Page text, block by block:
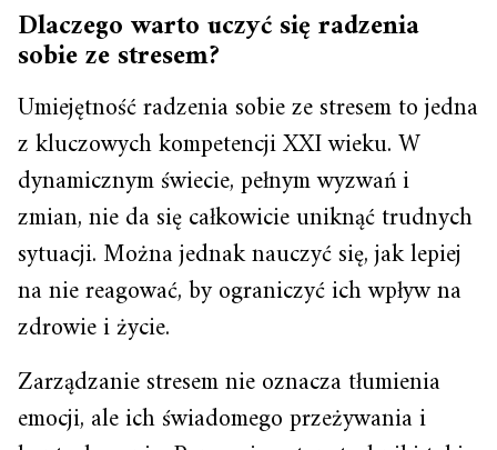
Dlaczego warto uczyć się radzenia
sobie ze stresem?
Umiejętność radzenia sobie ze stresem to jedna
z kluczowych kompetencji XXI wieku. W
dynamicznym świecie, pełnym wyzwań i
zmian, nie da się całkowicie uniknąć trudnych
sytuacji. Można jednak nauczyć się, jak lepiej
na nie reagować, by ograniczyć ich wpływ na
zdrowie i życie.
Zarządzanie stresem nie oznacza tłumienia
emocji, ale ich świadomego przeżywania i